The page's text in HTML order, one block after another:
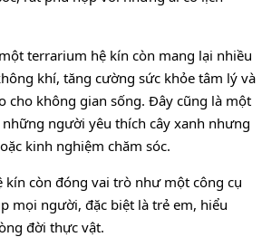
terrarium hệ kín còn mang lại nhiều
khí, tăng cường sức khỏe tâm lý và
cho không gian sống. Đây cũng là một
người yêu thích cây xanh nhưng
kinh nghiệm chăm sóc.
kín còn đóng vai trò như một công cụ
mọi người, đặc biệt là trẻ em, hiểu
đời thực vật.